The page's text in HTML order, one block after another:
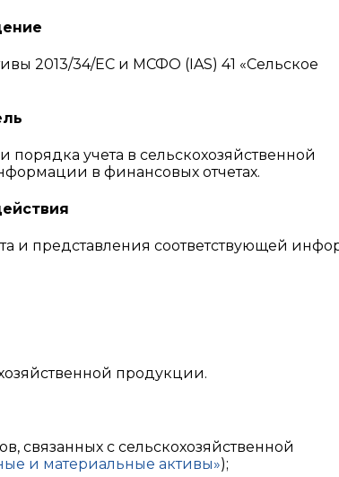
2013/34/ЕС и МСФО (IAS) 41 «Сельское
порядка учета в сельскохозяйственной
в финансовых отчетах.
и представления соответствующей
продукции.
связанных с сельскохозяйственной
и материальные активы»);